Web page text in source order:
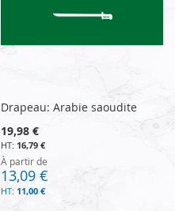
Drapeau: Arabie saoudite
19,98 €
16,79 €
À partir de
13,09 €
11,00 €